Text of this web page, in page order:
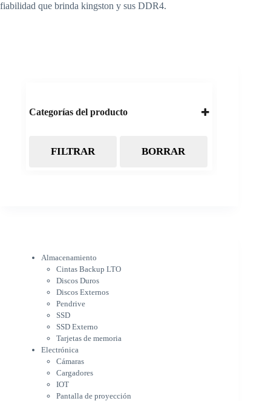
fiabilidad que brinda kingston y sus DDR4.
Categorías del producto
Almacenamiento
Cámaras
Cargadores
IOT
Pantalla de proyección
Pantallas
Proyectores
Relojes Inteligentes
Televisores
Gaming
Escritorios & Sillas
Hogar
FILTRAR BORRAR
Almacenamiento
Cintas Backup LTO
Discos Duros
Discos Externos
Pendrive
SSD
SSD Externo
Tarjetas de memoria
Electrónica
Cámaras
Cargadores
IOT
Pantalla de proyección